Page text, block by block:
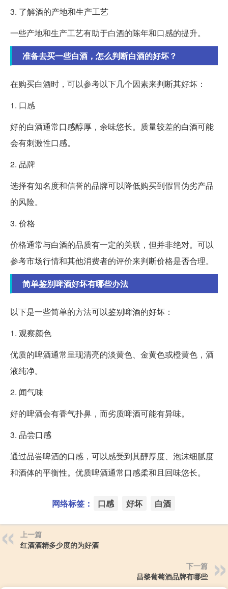
3. 了解酒的产地和生产工艺
一些产地和生产工艺有助于白酒的陈年和口感的提升。
准备去买一些白酒，怎么判断白酒的好坏？
在购买白酒时，可以参考以下几个因素来判断其好坏：
1. 口感
好的白酒通常口感醇厚，余味悠长。质量较差的白酒可能
会有刺激性口感。
2. 品牌
选择有知名度和信誉的品牌可以降低购买到假冒伪劣产品
的风险。
3. 价格
价格通常与白酒的品质有一定的关联，但并非绝对。可以
参考市场行情和其他消费者的评价来判断价格是否合理。
简单鉴别啤酒好坏有哪些办法
以下是一些简单的方法可以鉴别啤酒的好坏：
1. 观察颜色
优质的啤酒通常呈现清亮的淡黄色、金黄色或橙黄色，酒
液纯净。
2. 闻气味
好的啤酒会有香气扑鼻，而劣质啤酒可能有异味。
3. 品尝口感
通过品尝啤酒的口感，可以感受到其醇厚度、泡沫细腻度
和酒体的平衡性。优质啤酒通常口感柔和且回味悠长。
网络标签： 口感 好坏 白酒
上一篇
红酒酒精多少度的为好酒
下一篇
昌黎葡萄酒品牌有哪些